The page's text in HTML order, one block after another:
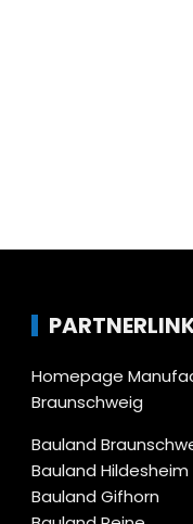
Homepage
Braunschweig
Bauland
Bauland Hildesheim
Bauland Gifhorn